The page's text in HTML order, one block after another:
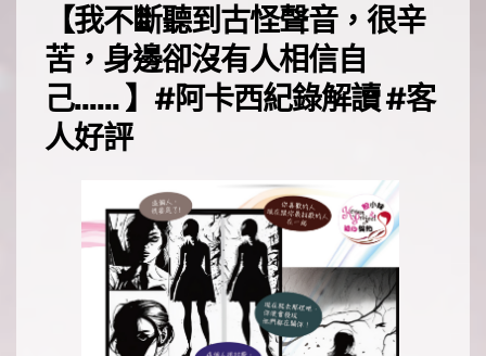
【我不斷聽到古怪聲音，很辛
苦，身邊卻沒有人相信自
己...... 】#阿卡西紀錄解讀 #客
人好評